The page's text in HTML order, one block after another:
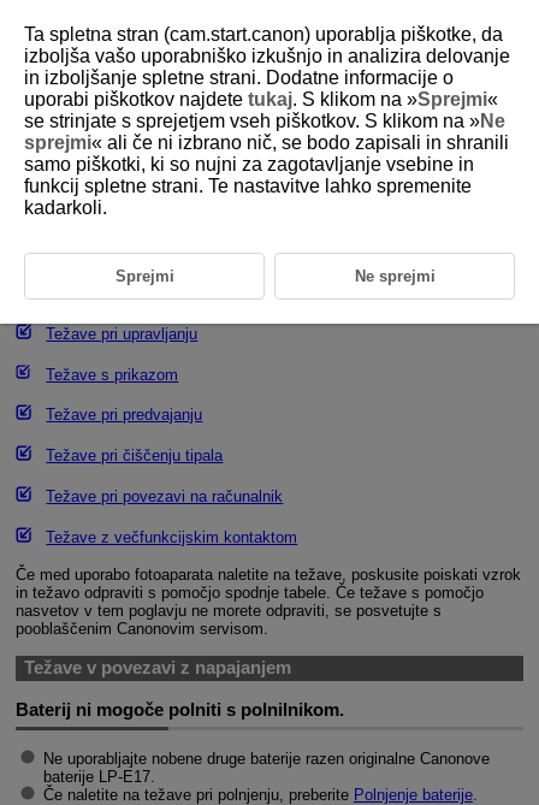
D185-235
Odpravljanje napak
Težave v povezavi z napajanjem
Težave v povezavi s fotografiranjem
Težave pri upravljanju
Težave s prikazom
Težave pri predvajanju
Težave pri čiščenju tipala
Težave pri povezavi na računalnik
Težave z večfunkcijskim kontaktom
Če med uporabo fotoaparata naletite na težave, poskusite poiskati vzrok
in težavo odpraviti s pomočjo spodnje tabele. Če težave s pomočjo
nasvetov v tem poglavju ne morete odpraviti, se posvetujte s
pooblaščenim Canonovim servisom.
Težave v povezavi z napajanjem
Baterij ni mogoče polniti s polnilnikom.
Ne uporabljajte nobene druge baterije razen originalne Canonove
baterije LP-E17.
Če naletite na težave pri polnjenju, preberite Polnjenje baterije.
Ta spletna stran (cam.start.canon) uporablja piškotke, da
izboljša vašo uporabniško izkušnjo in analizira delovanje
in izboljšanje spletne strani. Dodatne informacije o
uporabi piškotkov najdete tukaj. S klikom na »Sprejmi«
se strinjate s sprejetjem vseh piškotkov. S klikom na »Ne
sprejmi« ali če ni izbrano nič, se bodo zapisali in shranili
samo piškotki, ki so nujni za zagotavljanje vsebine in
funkcij spletne strani. Te nastavitve lahko spremenite
kadarkoli.
Sprejmi Ne sprejmi